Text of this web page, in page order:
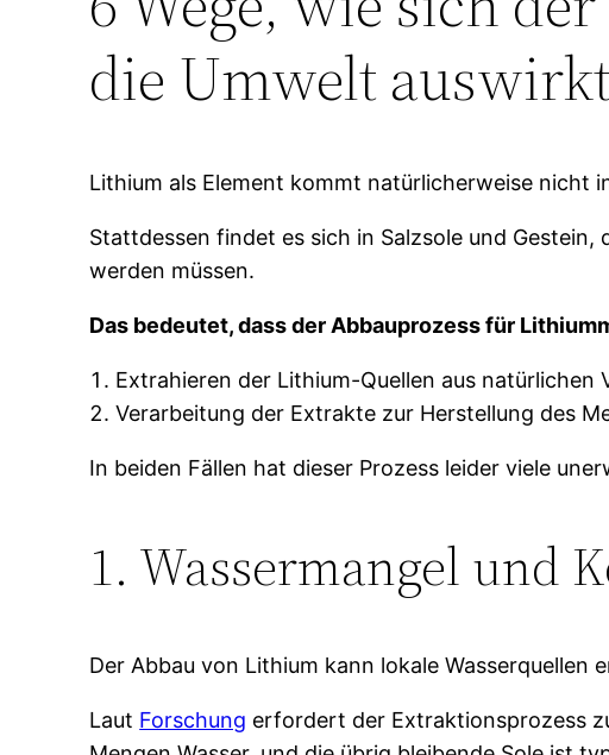
die Umwelt
Lithium als Element kommt natürlicherweise nicht
Stattdessen findet es sich in Salzsole und
werden müssen.
Das bedeutet, dass der Abbauprozess für
Extrahieren der Lithium-Quellen aus natürlichen
Verarbeitung der Extrakte zur Herstellung des
In beiden Fällen hat dieser Prozess leider viele
1. Wassermangel und
Der Abbau von Lithium kann lokale Wasserquellen
Laut Forschung erfordert der Extraktionsprozess